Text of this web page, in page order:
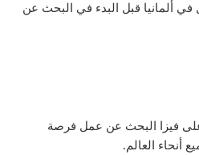
في ألمانيا قبل البدء في البحث عن
على فيزا البحث عن عمل فرصة
أنحاء العالم.